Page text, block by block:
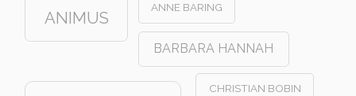
ANIMUS
ANNE BARING
BARBARA HANNAH
CHRISTIAN BOBIN